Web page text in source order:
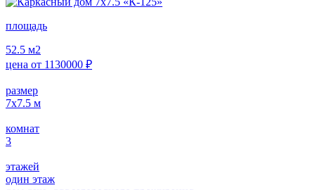
площадь
52.5 м2
цена от 1130000 ₽
размер
7х7.5 м
комнат
3
этажей
один этаж